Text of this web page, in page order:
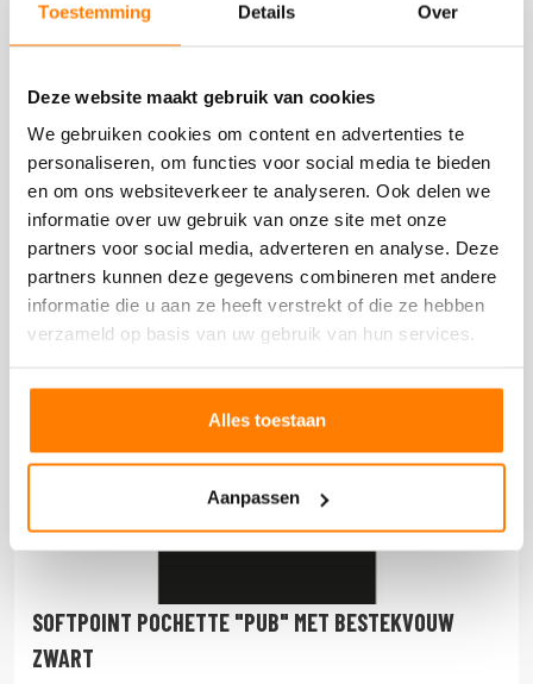
Toestemming Details Over
Deze website maakt gebruik van cookies
We gebruiken cookies om content en advertenties te
personaliseren, om functies voor social media te bieden
en om ons websiteverkeer te analyseren. Ook delen we
informatie over uw gebruik van onze site met onze
partners voor social media, adverteren en analyse. Deze
partners kunnen deze gegevens combineren met andere
informatie die u aan ze heeft verstrekt of die ze hebben
verzameld op basis van uw gebruik van hun services.
Alles toestaan
Aanpassen
DOOS 900 STUKS
SOFTPOINT POCHETTE "PUB" MET BESTEKVOUW
ZWART